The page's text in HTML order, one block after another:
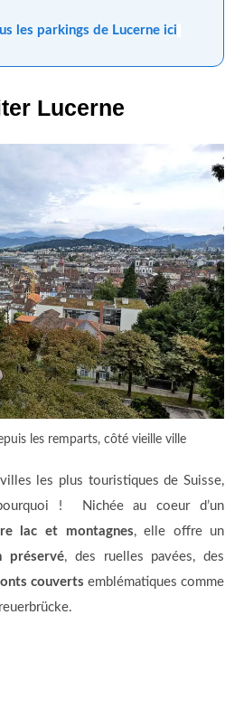
les parkings de Lucerne ici
Lucerne
les remparts, côté vieille ville
les plus touristiques de Suisse,
! Nichée au coeur d’un
lac et montagnes, elle offre un
préservé, des ruelles pavées, des
couverts emblématiques comme